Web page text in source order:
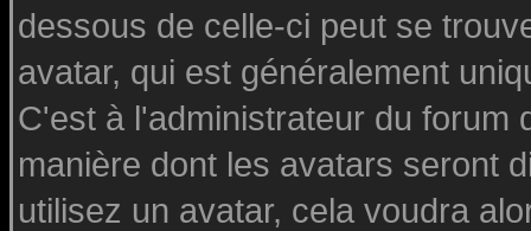
dessous de celle-ci peut se
avatar, qui est généralement
C'est à l'administrateur du forum
manière dont les avatars seront
utilisez un avatar, cela voudra